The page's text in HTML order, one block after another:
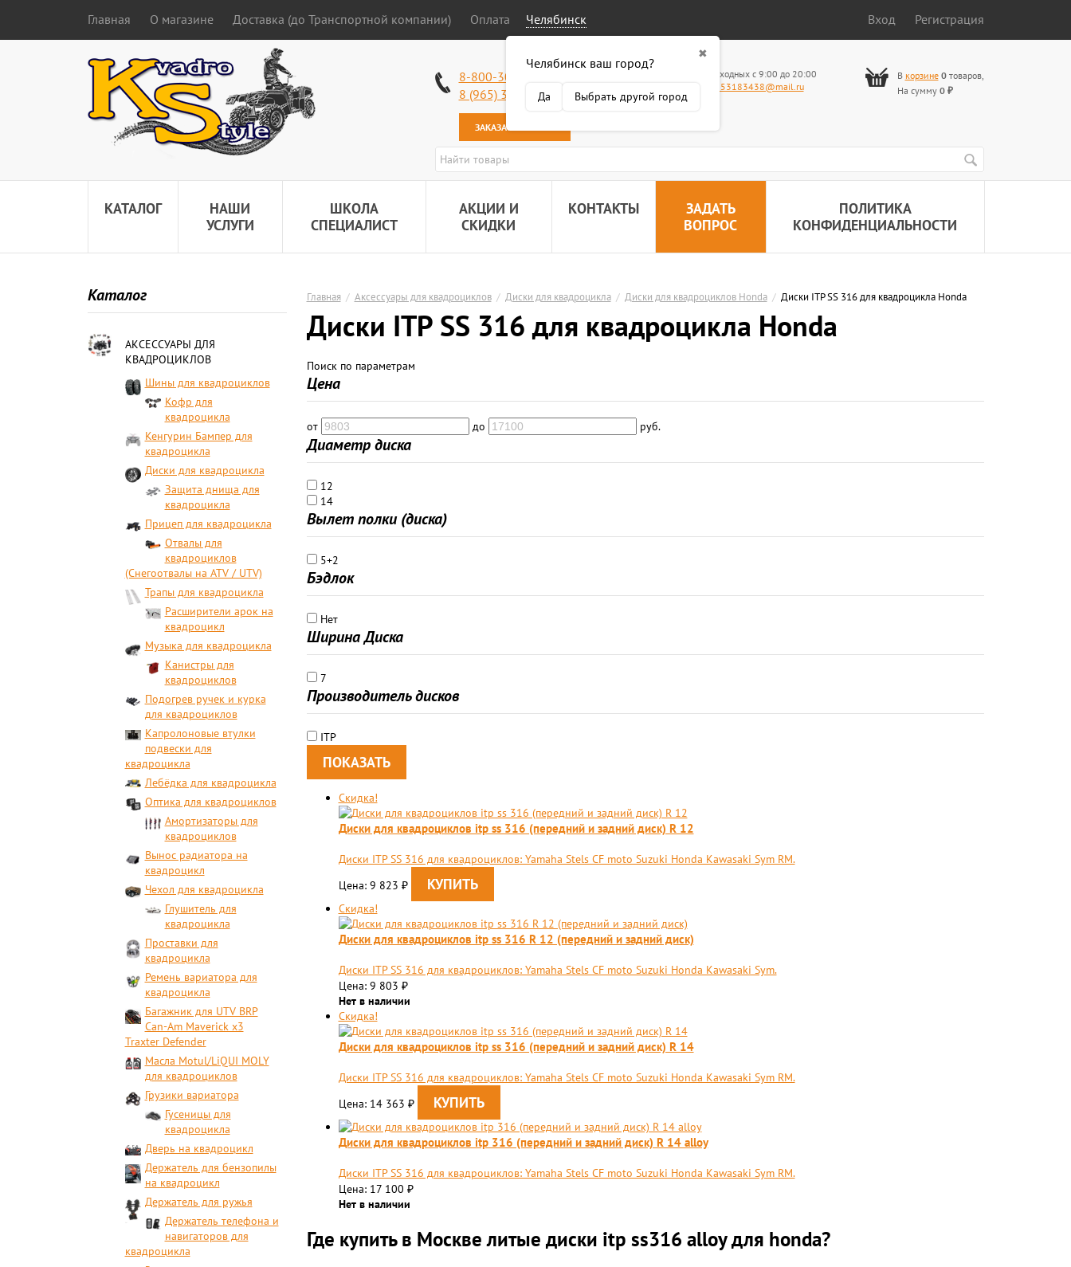
Главная О магазине Доставка (до Транспортной компании) Оплата Челябинск
✖
Челябинск ваш город?
Да Выбрать другой город
Вход Регистрация
8-800-301-50-58
8 (965) 318-34-38
ЗАКАЗАТЬ ЗВОНОК
Работаем без выходных с 9:00 до 20:00
89653183438@mail.ru
В корзине 0товаров,
На сумму 0 ₽
КАТАЛОГ
НАШИ
УСЛУГИ
ШКОЛА
СПЕЦИАЛИСТ
АКЦИИ И
СКИДКИ
КОНТАКТЫ
ЗАДАТЬ
ВОПРОС
ПОЛИТИКА
КОНФИДЕНЦИАЛЬНОСТИ
Каталог
АКСЕССУАРЫ ДЛЯ
КВАДРОЦИКЛОВ
Шины для квадроциклов
Кофр для
квадроцикла
Кенгурин Бампер для
квадроцикла
Диски для квадроцикла
Защита днища для
квадроцикла
Прицеп для квадроцикла
Отвалы для
квадроциклов
(Снегоотвалы на ATV / UTV)
Трапы для квадроцикла
Расширители арок на
квадроцикл
Музыка для квадроцикла
Канистры для
квадроциклов
Подогрев ручек и курка
для квадроциклов
Капролоновые втулки
подвески для
квадроцикла
Лебёдка для квадроцикла
Оптика для квадроциклов
Амортизаторы для
квадроциклов
Вынос радиатора на
квадроцикл
Чехол для квадроцикла
Глушитель для
квадроцикла
Проставки для
квадроцикла
Ремень вариатора для
квадроцикла
Багажник для UTV BRP
Can-Am Maverick x3
Traxter Defender
Масла Motul/LiQUI MOLY
для квадроциклов
Грузики вариатора
Гусеницы для
квадроцикла
Дверь на квадроцикл
Держатель для бензопилы
на квадроцикл
Держатель для ружья
Держатель телефона и
навигаторов для
квадроцикла
Главная / Аксессуары для квадроциклов / Диски для квадроцикла / Диски для квадроциклов Honda / Диски ITP SS 316 для квадроцикла Honda
Диски ITP SS 316 для квадроцикла Honda
Поиск по параметрам
Цена
от до руб.
Диаметр диска
12
14
Вылет полки (диска)
5+2
Бэдлок
Нет
Ширина Диска
7
Производитель дисков
ITP
Скидка!
Диски для квадроциклов itp ss 316 (передний и задний диск) R 12
Диски ITP SS 316 для квадроциклов: Yamaha Stels CF moto Suzuki Honda Kawasaki Sym RM.
Цена: 9 823 ₽
Скидка!
Диски для квадроциклов itp ss 316 R 12 (передний и задний диск)
Диски ITP SS 316 для квадроциклов: Yamaha Stels CF moto Suzuki Honda Kawasaki Sym.
Цена: 9 803 ₽
Нет в наличии
Скидка!
Диски для квадроциклов itp ss 316 (передний и задний диск) R 14
Диски ITP SS 316 для квадроциклов: Yamaha Stels CF moto Suzuki Honda Kawasaki Sym RM.
Цена: 14 363 ₽
Диски для квадроциклов itp 316 (передний и задний диск) R 14 alloy
Диски ITP SS 316 для квадроциклов: Yamaha Stels CF moto Suzuki Honda Kawasaki Sym RM.
Цена: 17 100 ₽
Нет в наличии
Где купить в Москве литые диски itp ss316 alloy для honda?